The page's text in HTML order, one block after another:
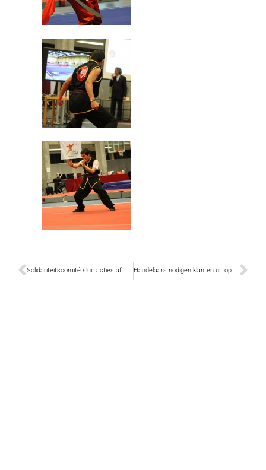
Solidariteitscomité sluit acties af met benefietconcert Handelaars nodigen klanten uit op exclusieve filmvertoning